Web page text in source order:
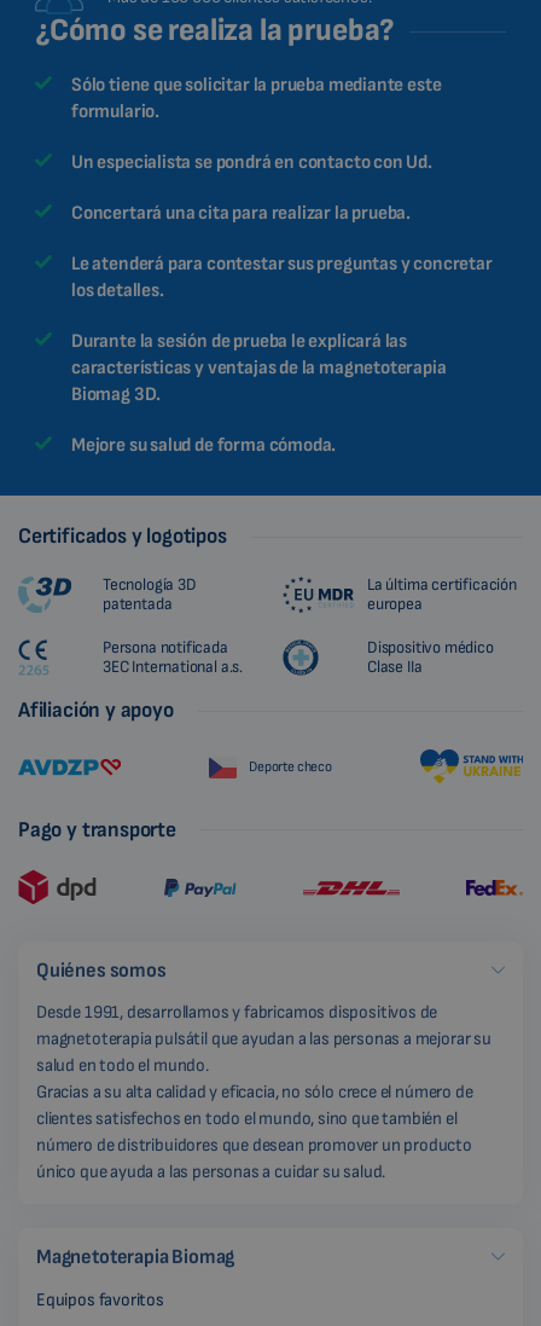
¿Cómo se realiza la prueba?
Sólo tiene que solicitar la prueba mediante este
formulario.
Un especialista se pondrá en contacto con Ud.
Concertará una cita para realizar la prueba.
Le atenderá para contestar sus preguntas y concretar
los detalles.
Durante la sesión de prueba le explicará las
características y ventajas de la magnetoterapia
Biomag 3D.
Mejore su salud de forma cómoda.
Certificados y logotipos
Tecnología 3D
patentada
La última certificación
europea
Persona notificada
3EC International a.s.
Dispositivo médico
Clase IIa
Afiliación y apoyo
Deporte checo
Pago y transporte
Quiénes somos
Desde 1991, desarrollamos y fabricamos dispositivos de
magnetoterapia pulsátil que ayudan a las personas a mejorar su
salud en todo el mundo.
Gracias a su alta calidad y eficacia, no sólo crece el número de
clientes satisfechos en todo el mundo, sino que también el
número de distribuidores que desean promover un producto
único que ayuda a las personas a cuidar su salud.
Magnetoterapia Biomag
Equipos favoritos